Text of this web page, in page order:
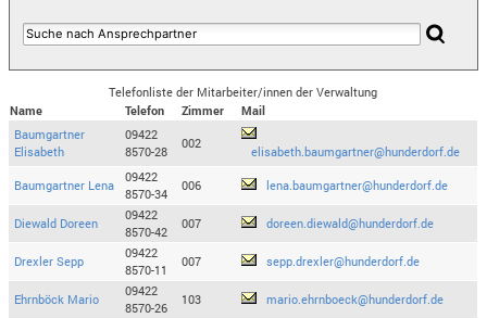
Telefonliste der Mitarbeiter/innen der Verwaltung
Name
Telefon Zimmer
Mail
Baumgartner
Elisabeth
09422
8570-28
002
elisabeth.baumgartner@hunderdorf.de
Baumgartner Lena
09422
8570-34
006 lena.baumgartner@hunderdorf.de
Diewald Doreen
09422
8570-42
007 doreen.diewald@hunderdorf.de
Drexler Sepp
09422
8570-11
007 sepp.drexler@hunderdorf.de
Ehrnböck Mario
09422
8570-26
103 mario.ehrnboeck@hunderdorf.de